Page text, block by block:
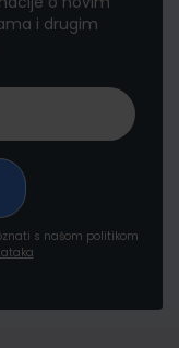
i drugim
s našom politikom